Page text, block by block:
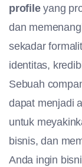
profileyang
dan
sekadar
identitas,
Sebuah
dapat menjadi
untuk
bisnis, dan
Anda ingin